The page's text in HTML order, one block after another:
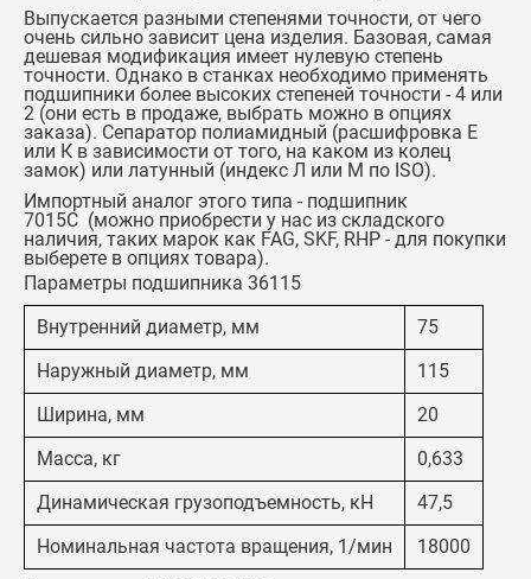
Выпускается разными степенями точности, от чего
очень сильно зависит цена изделия. Базовая, самая
дешевая модификация имеет нулевую степень
точности. Однако в станках необходимо применять
подшипники более высоких степеней точности - 4 или
2 (они есть в продаже, выбрать можно в опциях
заказа). Сепаратор полиамидный (расшифровка Е
или К в зависимости от того, на каком из колец
замок) или латунный (индекс Л или М по ISO).
Импортный аналог этого типа - подшипник
7015С (можно приобрести у нас из складского
наличия, таких марок как FAG, SKF, RHP - для покупки
выберете в опциях товара).
Параметры подшипника 36115
Внутренний диаметр, мм
75
Наружный диаметр, мм
115
Ширина, мм
20
Масса, кг
0,633
Динамическая грузоподъемность, кН
47,5
Номинальная частота вращения, 1/мин
18000